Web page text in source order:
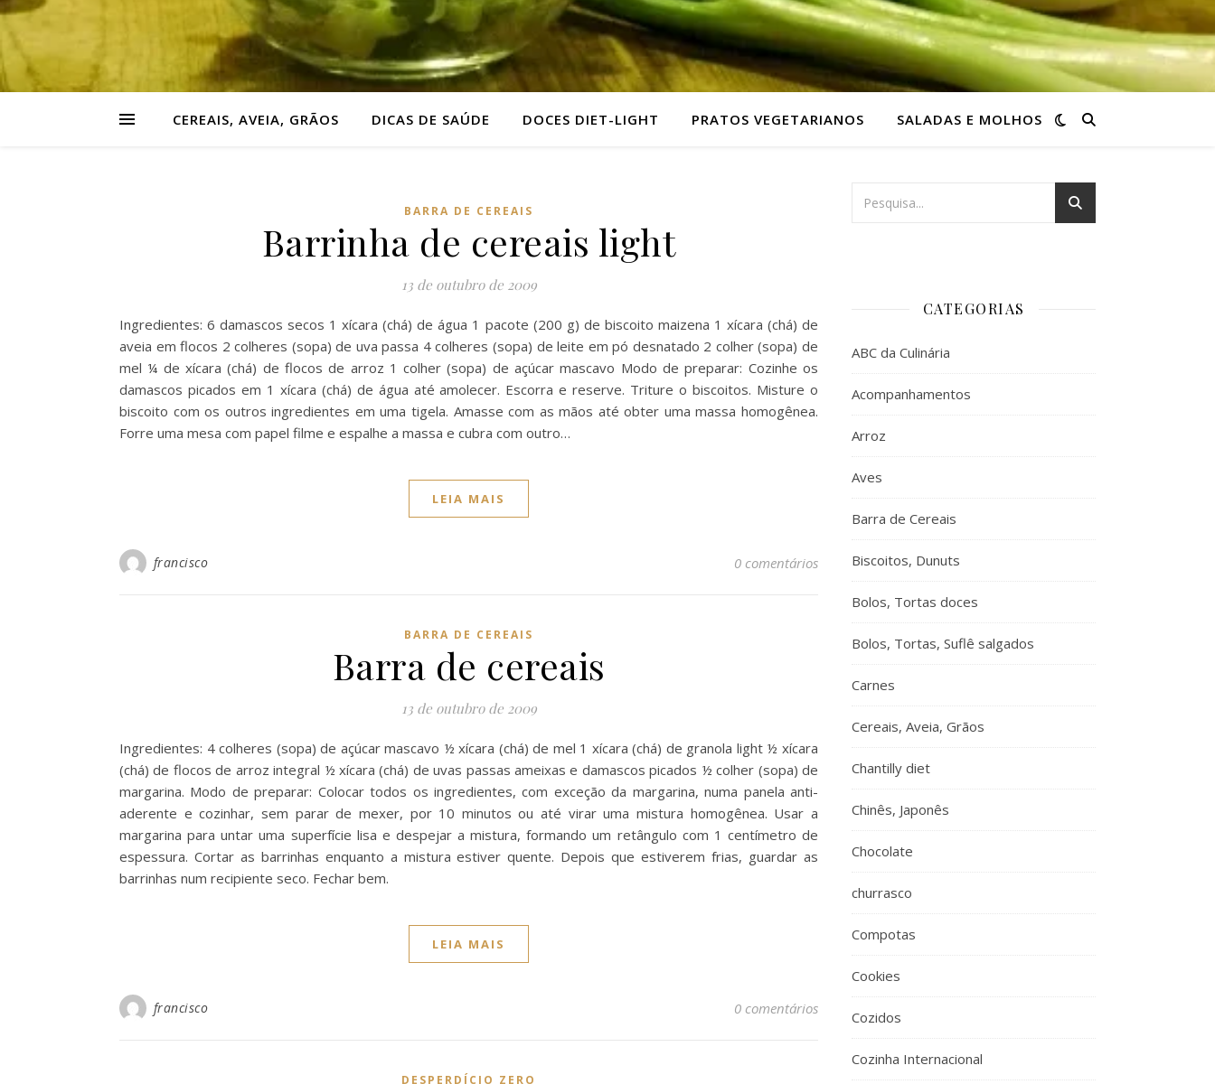
CEREAIS, AVEIA, GRÃOS DICAS DE SAÚDE DOCES DIET-LIGHT PRATOS VEGETARIANOS SALADAS E MOLHOS
BARRA DE CEREAIS
Barrinha de cereais light
13 de outubro de 2009
Ingredientes: 6 damascos secos 1 xícara (chá) de água 1 pacote (200 g) de biscoito maizena 1 xícara (chá) de
aveia em flocos 2 colheres (sopa) de uva passa 4 colheres (sopa) de leite em pó desnatado 2 colher (sopa) de
mel ¼ de xícara (chá) de flocos de arroz 1 colher (sopa) de açúcar mascavo Modo de preparar: Cozinhe os
damascos picados em 1 xícara (chá) de água até amolecer. Escorra e reserve. Triture o biscoitos. Misture o
biscoito com os outros ingredientes em uma tigela. Amasse com as mãos até obter uma massa homogênea.
Forre uma mesa com papel filme e espalhe a massa e cubra com outro…
LEIA MAIS
francisco 0 comentários
BARRA DE CEREAIS
Barra de cereais
13 de outubro de 2009
Ingredientes: 4 colheres (sopa) de açúcar mascavo ½ xícara (chá) de mel 1 xícara (chá) de granola light ½ xícara
(chá) de flocos de arroz integral ½ xícara (chá) de uvas passas ameixas e damascos picados ½ colher (sopa) de
margarina. Modo de preparar: Colocar todos os ingredientes, com exceção da margarina, numa panela anti-
aderente e cozinhar, sem parar de mexer, por 10 minutos ou até virar uma mistura homogênea. Usar a
margarina para untar uma superfície lisa e despejar a mistura, formando um retângulo com 1 centímetro de
espessura. Cortar as barrinhas enquanto a mistura estiver quente. Depois que estiverem frias, guardar as
barrinhas num recipiente seco. Fechar bem.
LEIA MAIS
francisco 0 comentários
DESPERDÍCIO ZERO
CATEGORIAS
ABC da Culinária
Acompanhamentos
Arroz
Aves
Barra de Cereais
Biscoitos, Dunuts
Bolos, Tortas doces
Bolos, Tortas, Suflê salgados
Carnes
Cereais, Aveia, Grãos
Chantilly diet
Chinês, Japonês
Chocolate
churrasco
Compotas
Cookies
Cozidos
Cozinha Internacional